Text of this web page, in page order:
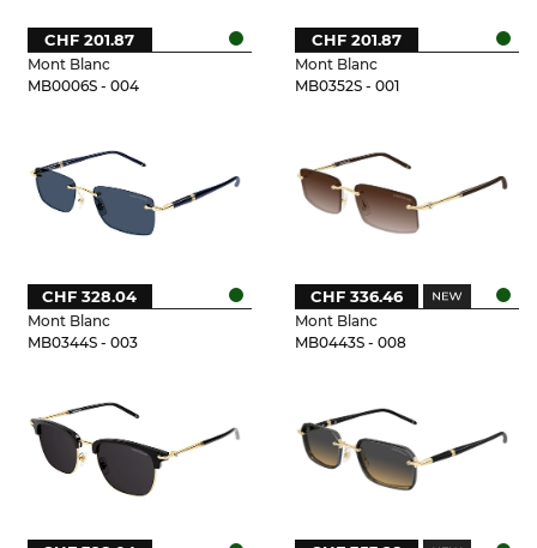
Mont Blanc
MB0006S - 004
CHF 201.87
Mont Blanc
MB0352S - 001
CHF 201.87
Mont Blanc
MB0344S - 003
CHF 328.04
Mont Blanc
MB0443S - 008
CHF 336.46